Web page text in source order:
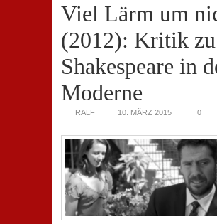
Viel Lärm um
(2012): Kritik zu
Shakespeare in
Moderne
RALF 10. MÄRZ 2015 0